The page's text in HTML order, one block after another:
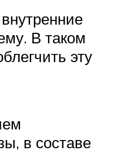
В таком
эту
в составе